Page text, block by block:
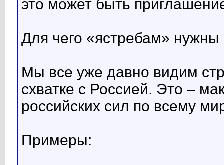
это может быть
Для чего «ястребам»
Мы все уже давно видим
схватке с Россией. Это –
российских сил по всему
Примеры: